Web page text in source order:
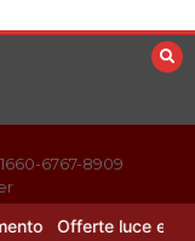
6767-8909
e gas: come